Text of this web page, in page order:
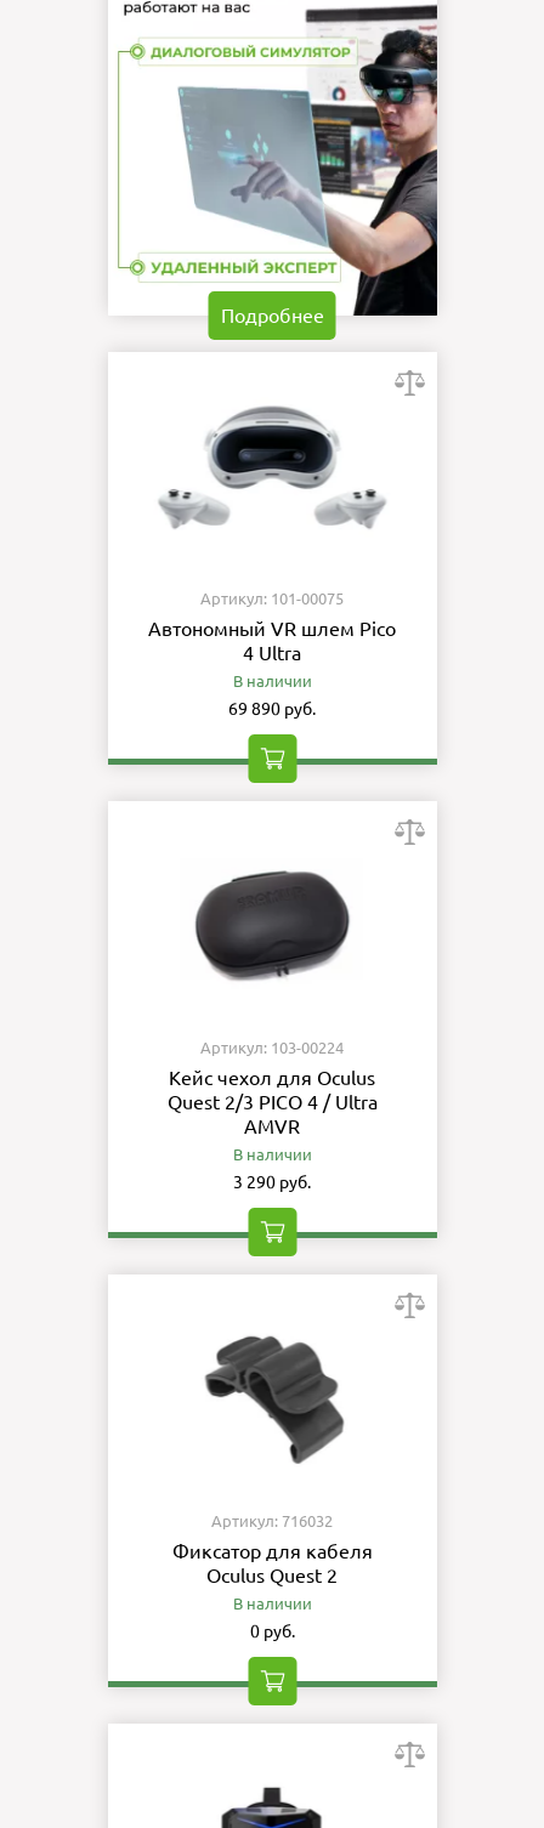
Подробнее
Артикул: 101-00075
Автономный VR шлем Pico
4 Ultra
В наличии
69 890 руб.
Артикул: 103-00224
Кейс чехол для Oculus
Quest 2/3 PICO 4 / Ultra
AMVR
В наличии
3 290 руб.
Артикул: 716032
Фиксатор для кабеля
Oculus Quest 2
В наличии
0 руб.